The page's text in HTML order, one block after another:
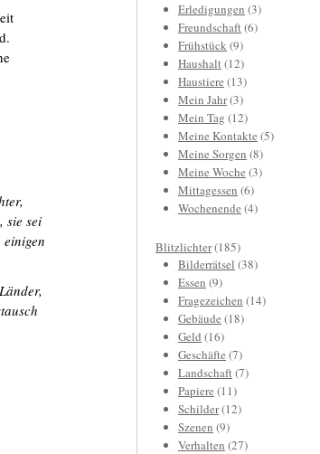
sie sei
Erledigungen (3)
Freundschaft(6)
Frühstück(9)
Haushalt(12)
Haustiere (13)
Mein Jahr(3)
Mein Tag (12)
Meine Kontakte (5)
Meine Sorgen (8)
Meine Woche (3)
Mittagessen (6)
Wochenende (4)
Blitzlichter(185)
Bilderrätsel (38)
Essen (9)
Fragezeichen (14)
Gebäude (18)
Geld (16)
Geschäfte (7)
Landschaft(7)
Papiere (11)
Schilder(12)
Szenen (9)
Verhalten (27)